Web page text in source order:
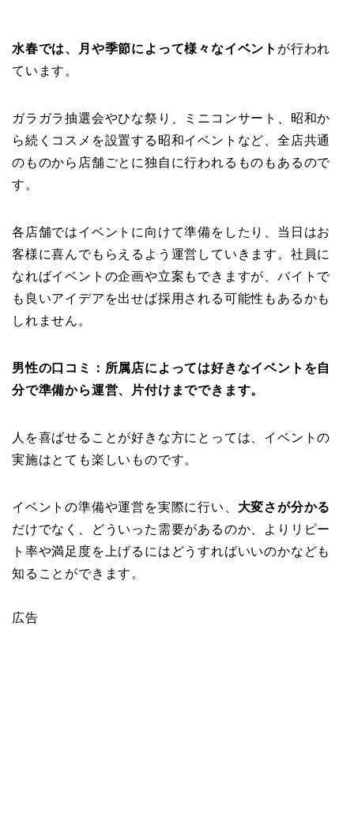
水春では、月や季節によって様々なイベント が行われ
ています。
ガラガラ抽選会やひな祭り、ミニコンサート、昭和か
ら続くコスメを設置する昭和イベントなど、全店共通
のものから店舗ごとに独自に行われるものもあるので
す。
各店舗ではイベントに向けて準備をしたり、当日はお
客様に喜んでもらえるよう運営していきます。社員に
なればイベントの企画や立案もできますが、バイトで
も良いアイデアを出せば採用される可能性もあるかも
しれません。
男性の口コミ：所属店によっては好きなイベントを自
分で準備から運営、片付けまでできます。
人を喜ばせることが好きな方にとっては、イベントの
実施はとても楽しいものです。
イベントの準備や運営を実際に行い、 大変さが分かる
だけでなく、どういった需要があるのか、よりリピー
ト率や満足度を上げるにはどうすればいいのかなども
知ることができます。
広告